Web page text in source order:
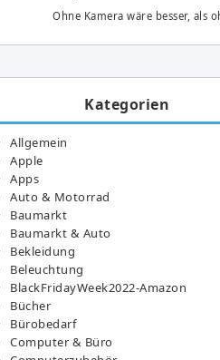
Ohne Kamera wäre besser, als
Kategorien
Allgemein
Apple
Apps
Auto & Motorrad
Baumarkt
Baumarkt & Auto
Bekleidung
Beleuchtung
BlackFridayWeek2022-Amazon
Bücher
Bürobedarf
Computer & Büro